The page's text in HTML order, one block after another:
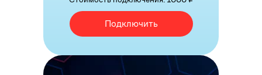
Подключить